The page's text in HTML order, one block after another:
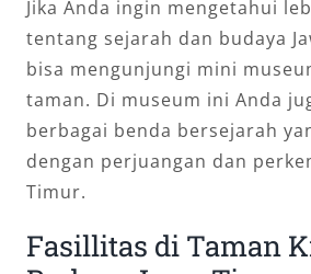
Jika Anda ingin mengetahui
tentang sejarah dan budaya
bisa mengunjungi mini
taman. Di museum ini Anda
berbagai benda bersejarah
dengan perjuangan dan
Timur.
Fasillitas di Taman